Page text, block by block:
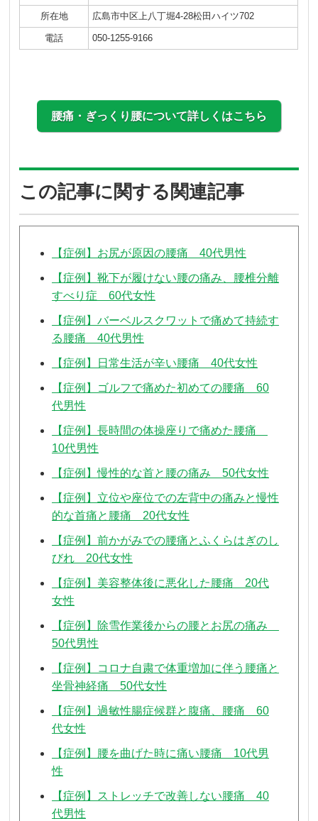
所在地 広島市中区上八丁堀4-28松田ハイツ702
電話 050-1255-9166
腰痛・ぎっくり腰について詳しくはこちら
この記事に関する関連記事
【症例】お尻が原因の腰痛 40代男性
【症例】靴下が履けない腰の痛み、腰椎分離
すべり症 60代女性
【症例】バーベルスクワットで痛めて持続す
る腰痛 40代男性
【症例】日常生活が辛い腰痛 40代女性
【症例】ゴルフで痛めた初めての腰痛 60
代男性
【症例】長時間の体操座りで痛めた腰痛
10代男性
【症例】慢性的な首と腰の痛み 50代女性
【症例】立位や座位での左背中の痛みと慢性
的な首痛と腰痛 20代女性
【症例】前かがみでの腰痛とふくらはぎのし
びれ 20代女性
【症例】美容整体後に悪化した腰痛 20代
女性
【症例】除雪作業後からの腰とお尻の痛み
50代男性
【症例】コロナ自粛で体重増加に伴う腰痛と
坐骨神経痛 50代女性
【症例】過敏性腸症候群と腹痛、腰痛 60
代女性
【症例】腰を曲げた時に痛い腰痛 10代男
性
【症例】ストレッチで改善しない腰痛 40
代男性